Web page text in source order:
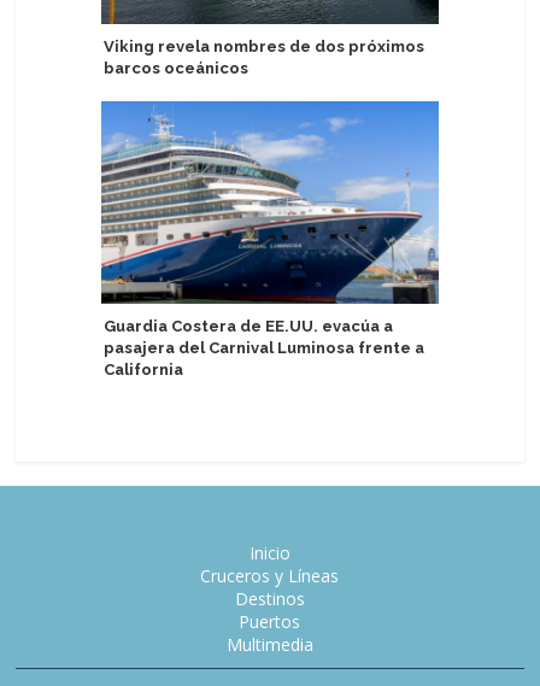
Viking revela nombres de dos próximos
barcos oceánicos
Guardia Costera de EE.UU. evacúa a
pasajera del Carnival Luminosa frente a
California
Inicio
Cruceros y Líneas
Destinos
Puertos
Multimedia